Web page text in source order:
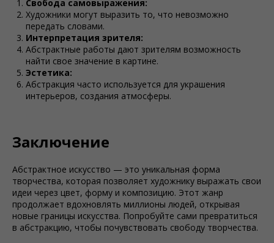
Свобода самовыражения:
Художники могут выразить то, что невозможно
передать словами.
Интерпретация зрителя:
Абстрактные работы дают зрителям возможность
найти свое значение в картине.
Эстетика:
Абстракция часто используется для украшения
интерьеров, создания атмосферы.
Заключение
Абстрактное искусство — это уникальная форма
творчества, которая позволяет художнику выражать свои
идеи через цвет, форму и композицию. Этот жанр
продолжает вдохновлять миллионы людей, открывая
новые границы искусства. Попробуйте сами превратиться
в абстракцию, чтобы почувствовать свободу творчества.